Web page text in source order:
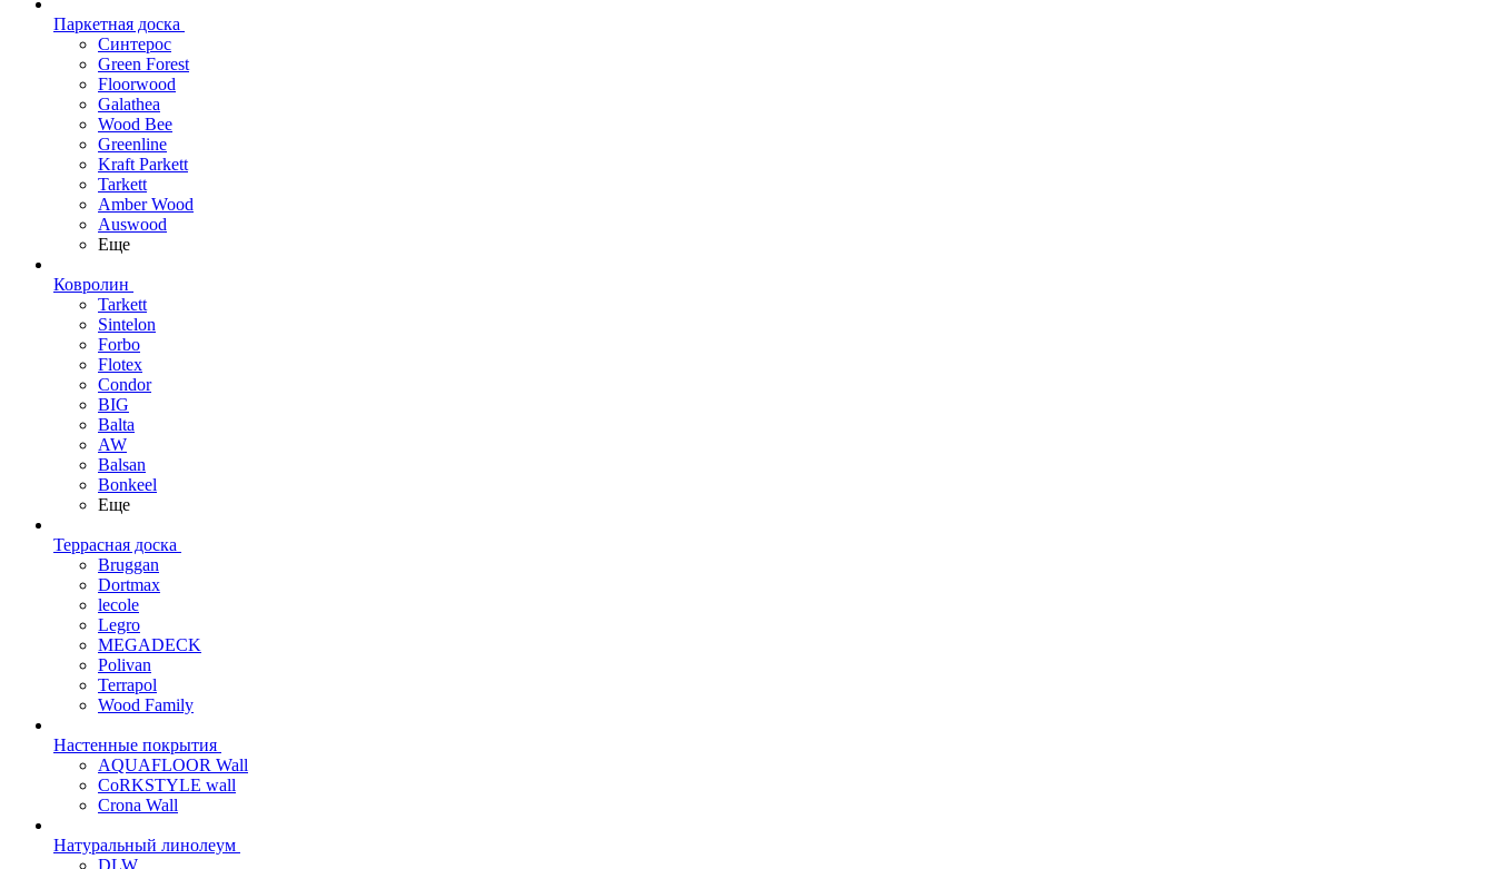
Паркетная доска
Синтерос
Green Forest
Floorwood
Galathea
Wood Bee
Greenline
Kraft Parkett
Tarkett
Amber Wood
Auswood
Еще
Ковролин
Tarkett
Sintelon
Forbo
Flotex
Condor
BIG
Balta
AW
Balsan
Bonkeel
Еще
Террасная доска
Bruggan
Dortmax
lecole
Legro
MEGADECK
Polivan
Terrapol
Wood Family
Настенные покрытия
AQUAFLOOR Wall
CoRKSTYLE wall
Crona Wall
Натуральный линолеум
DLW